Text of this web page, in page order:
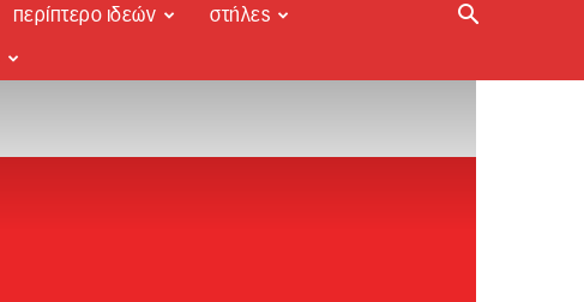
περίπτερο ιδεών στήλες